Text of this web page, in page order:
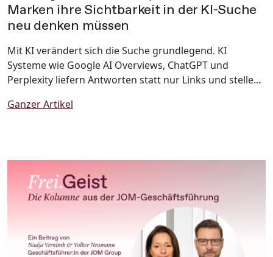
Marken ihre Sichtbarkeit in der KI-Suche
neu denken müssen
Mit KI verändert sich die Suche grundlegend. KI
Systeme wie Google AI Overviews, ChatGPT und
Perplexity liefern Antworten statt nur Links und stellen
klassische SEO allein nicht mehr ausreicht und wie
Ganzer Artikel